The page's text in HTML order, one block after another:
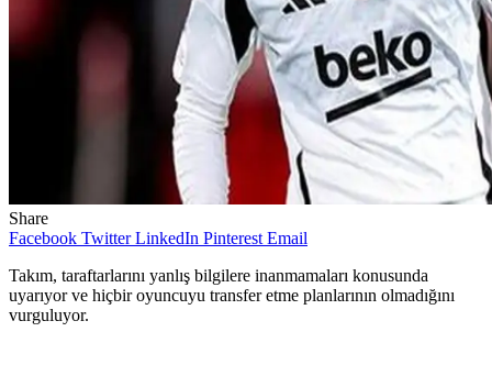
Share
Facebook Twitter LinkedIn Pinterest Email
Takım, taraftarlarını yanlış bilgilere inanmamaları konusunda
uyarıyor ve hiçbir oyuncuyu transfer etme planlarının olmadığını
vurguluyor.